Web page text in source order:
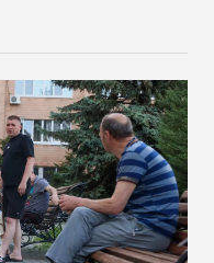
объемами, то